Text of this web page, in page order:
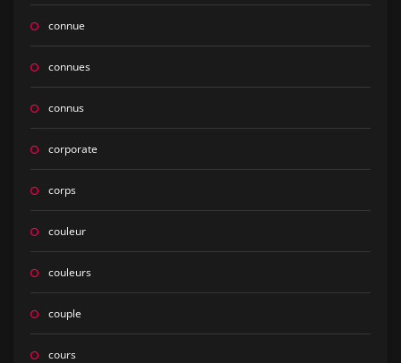
connue
connues
connus
corporate
corps
couleur
couleurs
couple
cours